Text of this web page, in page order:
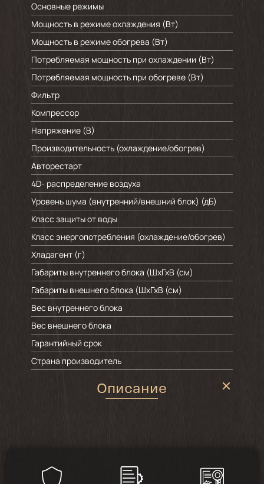
Основные режимы
Мощность в режиме охлаждения (Вт)
Мощность в режиме обогрева (Вт)
Потребляемая мощность при охлаждении (Вт)
Потребляемая мощность при обогреве (Вт)
Фильтр
Компрессор
Напряжение (В)
Производительность (охлаждение/обогрев)
Авторестарт
4D- распределение воздуха
Уровень шума (внутренний/внешний блок) (дБ)
Класс защиты от воды
Класс энергопотребления (охлаждение/обогрев)
Хладагент (г)
Габариты внутреннего блока (ШхГхВ (см)
Габариты внешнего блока (ШхГхВ (см)
Вес внутреннего блока
Вес внешнего блока
Гарантийный срок
Страна производитель
Описание